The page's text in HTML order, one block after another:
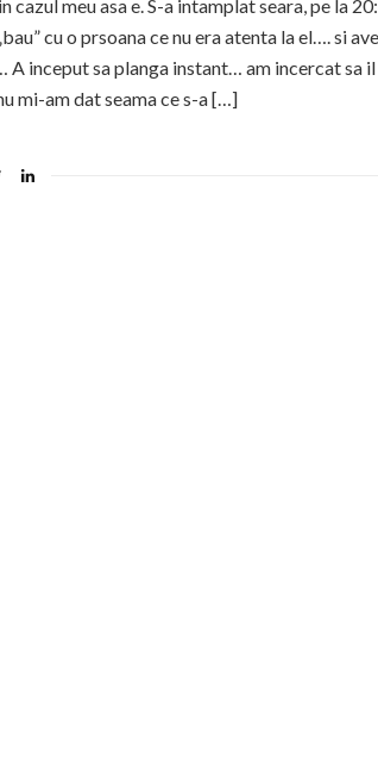
cazul meu asa e. S-a intamplat seara, pe la
cu o prsoana ce nu era atenta la el…. si
A inceput sa planga instant… am incercat
mi-am dat seama ce s-a […]